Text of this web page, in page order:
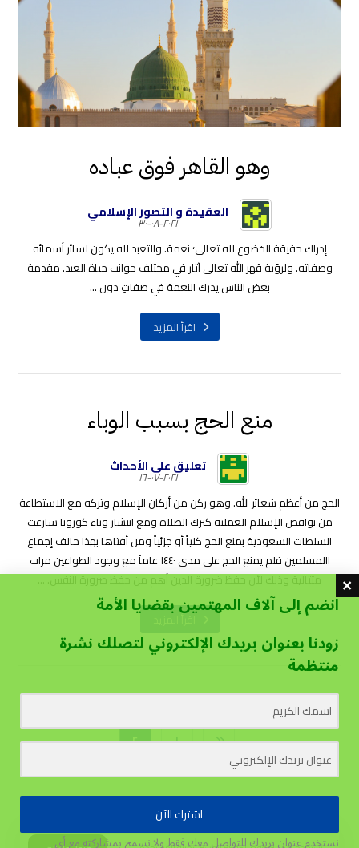
وهو القاهر فوق عباده
العقيدة و التصور الإسلامي
٢٠٢١-٠٨-٣٠
إدراك حقيقة الخضوع لله تعالى؛ نعمة. والتعبد لله يكون لسائر أسمائه
وصفاته. ولرؤية قهر الله تعالى آثار في مختلف جوانب حياة العبد. مقدمة
بعض الناس يدرك النعمة في صفاتٍ دون ...
اقرأ المزيد
منع الحج بسبب الوباء
تعليق على الأحداث
٢٠٢١-٠٧-١٦
الحج من أعظم شعائر الله. وهو ركن من أركان الإسلام وتركه مع الاستطاعة
من نواقص الإسلام العملية كترك الصلاة ومع انتشار وباء كورونا سارعت
السلطات السعودية بمنع الحج كلياً أو جزئياً ومن أفتاها بهذا خالف إجماع
االمسلمين فلم يمنع الحج على مدى ١٤٤٠ عاماً مع وجود الطواعين مرات
متتالية وذلك لأن حفظ ضرورة الدين أهم من حفظ ضرورة النفس. ...
اقرأ المزيد
١ ٢
انضم إلى آلاف المهتمين بقضايا الأمة
زودنا بعنوان بريدك الإلكتروني لتصلك نشرة
منتظمة
اشترك الآن
نستخدم عنوان بريدك للتواصل معك فقط ولا نسمح بمشاركته مع أي